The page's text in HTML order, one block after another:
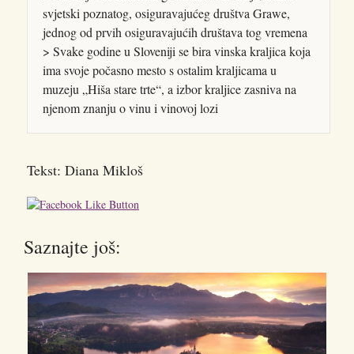
svjetski poznatog, osiguravajućeg društva Grawe,
jednog od prvih osiguravajućih društava tog vremena
> Svake godine u Sloveniji se bira vinska kraljica koja
ima svoje počasno mesto s ostalim kraljicama u
muzeju „Hiša stare trte“, a izbor kraljice zasniva na
njenom znanju o vinu i vinovoj lozi
Tekst: Diana Mikloš
Saznajte još: